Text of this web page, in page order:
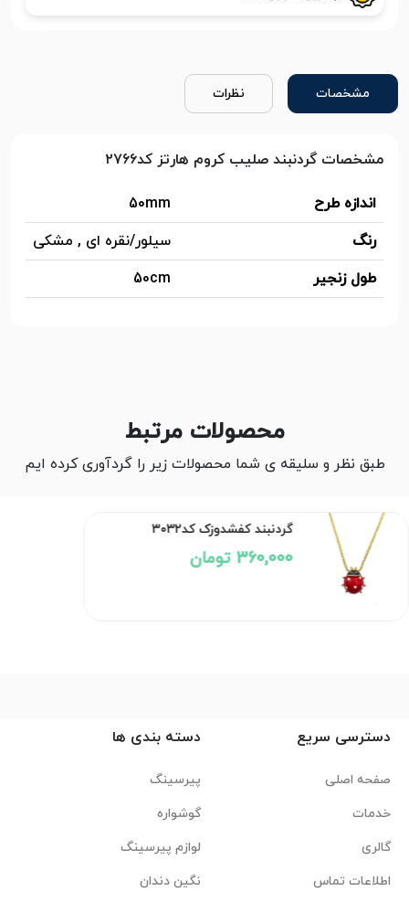
مشخصات نظرات
مشخصات گردنبند صلیب کروم هارتز کد۲۷۶۶
اندازه طرح
50mm
رنگ
سیلور/نقره ای , مشکی
طول زنجیر
50cm
محصولات مرتبط
طبق نظر و سلیقه ی شما محصولات زیر را گردآوری کرده ایم
گردنبند کفشدوزک کد۳۰۳۲
360,000 تومان
دسترسی سریع
صفحه اصلی
خدمات
گالری
اطلاعات تماس
دسته بندی ها
پیرسینگ
گوشواره
لوازم پیرسینگ
نگین دندان